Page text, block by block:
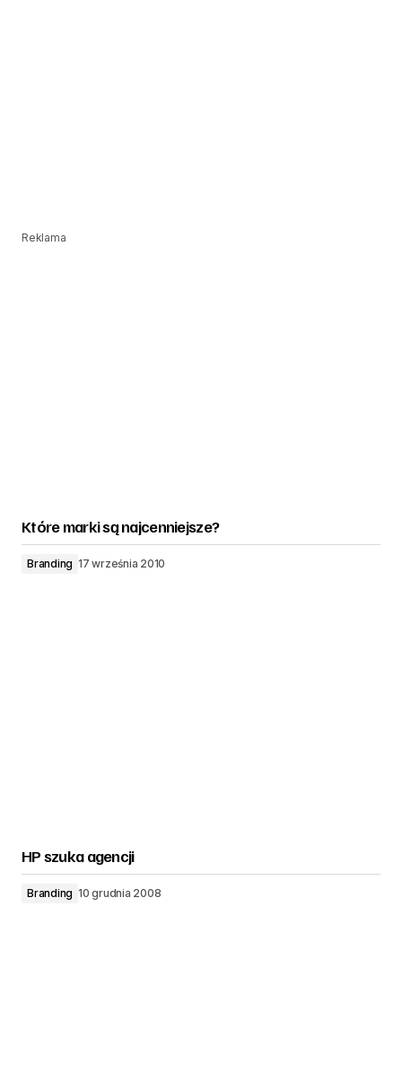
Reklama
Które marki są najcenniejsze?
Branding 17 września 2010
HP szuka agencji
Branding 10 grudnia 2008